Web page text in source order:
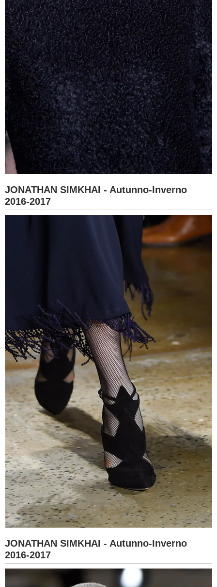
JONATHAN SIMKHAI - Autunno-Inverno
2016-2017
JONATHAN SIMKHAI - Autunno-Inverno
2016-2017